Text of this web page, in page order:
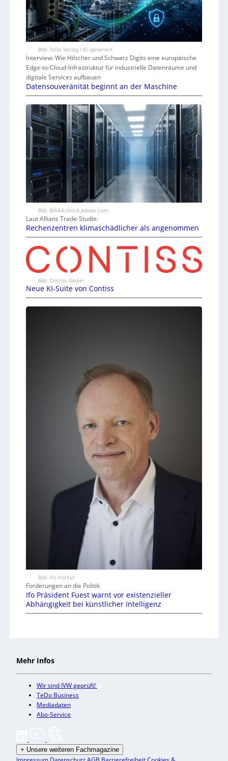
Bild: TeDo Verlag / KI-generiert
Interview: Wie Hilscher und Schwarz Digits eine europäische
Edge-to-Cloud-Infrastruktur für industrielle Datenräume und
digitale Services aufbauen
Datensouveränität beginnt an der Maschine
Bild: ©AAA/stock.adobe.com
Laut Allianz Trade-Studie:
Rechenzentren klimaschädlicher als angenommen
Bild: Contiss GmbH
Neue KI-Suite von Contiss
Bild: Ifo Institut
Forderungen an die Politik
Ifo Präsident Fuest warnt vor existenzieller
Abhängigkeit bei künstlicher Intelligenz
Mehr Infos
Wir sind IVW geprüft!
TeDo Business
Mediadaten
Abo-Service
+ Unsere weiteren Fachmagazine